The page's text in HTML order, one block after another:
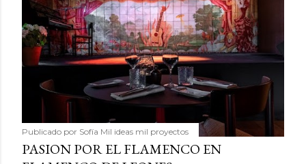
Publicado por Sofía Mil ideas mil proyectos
PASION POR EL FLAMENCO EN